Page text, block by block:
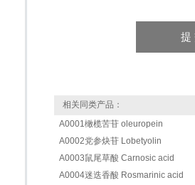
相关同类产品：
A0001橄榄苦苷 oleuropein
A0002党参炔苷 Lobetyolin
A0003鼠尾草酸 Carnosic acid
A0004迷迭香酸 Rosmarinic acid